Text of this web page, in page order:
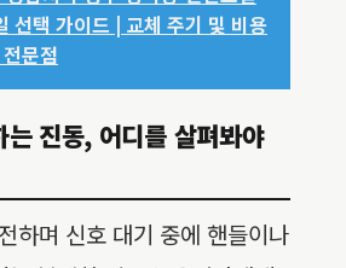
선택 가이드 | 교체 주기 및 비용
문점
진동, 어디를 살펴봐야
하며 신호 대기 중에 핸들이나